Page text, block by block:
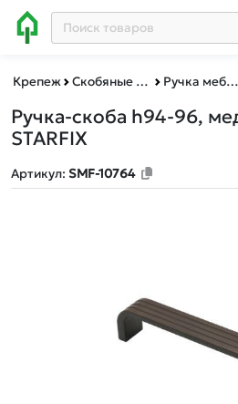
Крепеж Скобяные изделия Ручка мебельная
Ручка-скоба h94-96,
STARFIX
Артикул: SMF-10764